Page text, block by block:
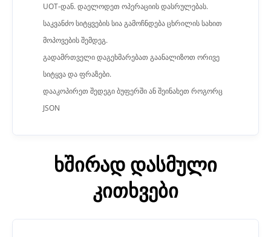
UOT-დან. დაელოდეთ ოპერაციის დასრულებას.
საკვანძო სიტყვების სია გამოჩნდება ცხრილის სახით
მოპოვების შემდეგ.
გადამრთველი დაგეხმარებათ გაანალიზოთ ორივე
სიტყვა და ფრაზები.
დააკოპირეთ შედეგი ბუფერში ან შეინახეთ როგორც
JSON
ხშირად დასმული
კითხვები